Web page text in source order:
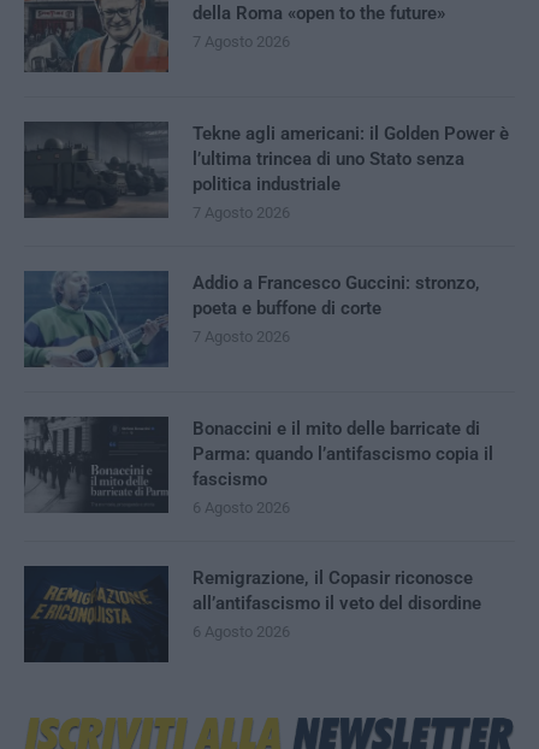
della Roma «open to the future»
7 Agosto 2026
Tekne agli americani: il Golden Power è
l’ultima trincea di uno Stato senza
politica industriale
7 Agosto 2026
Addio a Francesco Guccini: stronzo,
poeta e buffone di corte
7 Agosto 2026
Bonaccini e il mito delle barricate di
Parma: quando l’antifascismo copia il
fascismo
6 Agosto 2026
Remigrazione, il Copasir riconosce
all’antifascismo il veto del disordine
6 Agosto 2026